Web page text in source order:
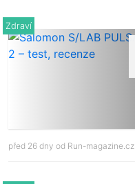
Zdraví
před 26 dny od Run-magazine.cz